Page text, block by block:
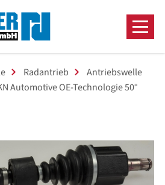
Radantrieb
Antriebswelle
Automotive OE-Technologie 50°